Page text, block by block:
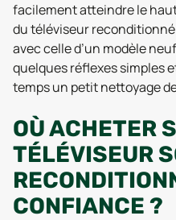
facilement atteindre le
du téléviseur
avec celle d’un modèle
quelques réflexes simples
temps un petit nettoyage
OÙ ACHETER
TÉLÉVISEUR
CONFIANCE ?